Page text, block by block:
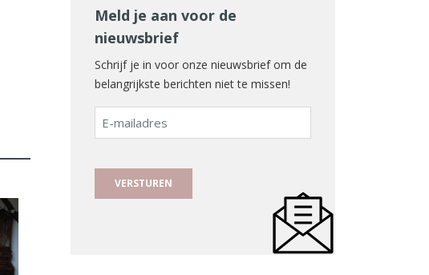
Meld je aan voor de
nieuwsbrief
Schrijf je in voor onze nieuwsbrief om de
belangrijkste berichten niet te missen!
E-
mailadres